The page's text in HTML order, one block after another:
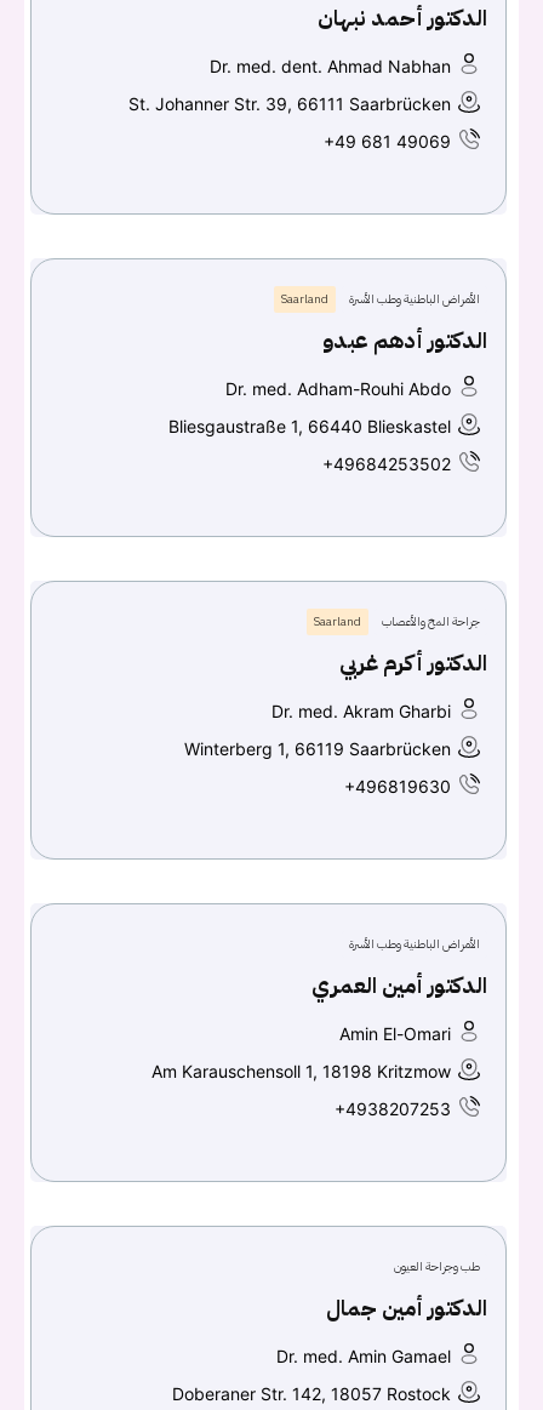
الدكتور أحمد نبهان
Dr. med. dent. Ahmad Nabhan
St. Johanner Str. 39, 66111 Saarbrücken
+49 681 49069
الأمراض الباطنية وطب الأسرة Saarland
الدكتور أدهم عبدو
Dr. med. Adham-Rouhi Abdo
Bliesgaustraße 1, 66440 Blieskastel
+49684253502
جراحة المخ والأعصاب Saarland
الدكتور أكرم غربي
Dr. med. Akram Gharbi
Winterberg 1, 66119 Saarbrücken
+496819630
الأمراض الباطنية وطب الأسرة
الدكتور أمين العمري
Amin El-Omari
Am Karauschensoll 1, 18198 Kritzmow
+4938207253
طب وجراحة العيون
الدكتور أمين جمال
Dr. med. Amin Gamael
Doberaner Str. 142, 18057 Rostock